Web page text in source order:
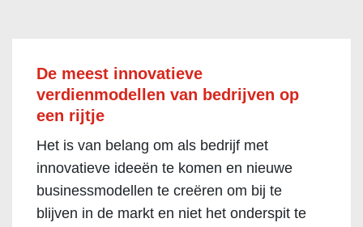
De meest innovatieve
verdienmodellen van bedrijven op
een rijtje
Het is van belang om als bedrijf met
innovatieve ideeën te komen en nieuwe
businessmodellen te creëren om bij te
blijven in de markt en niet het onderspit te